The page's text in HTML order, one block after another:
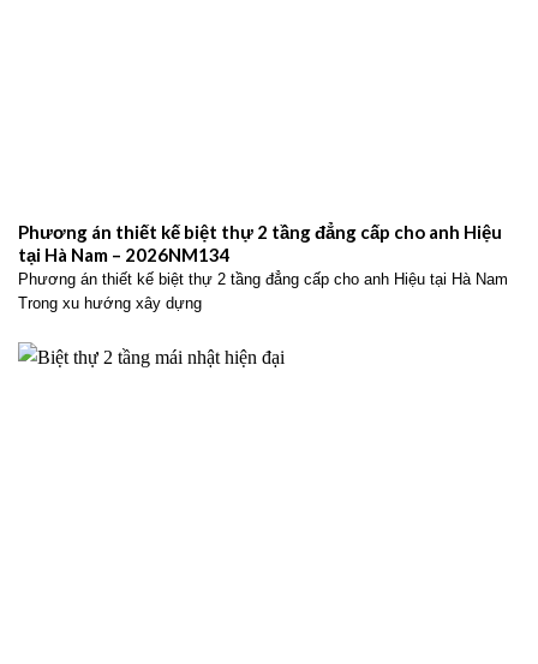
Phương án thiết kế biệt thự 2 tầng đẳng cấp cho anh Hiệu
tại Hà Nam – 2026NM134
Phương án thiết kế biệt thự 2 tầng đẳng cấp cho anh Hiệu tại Hà Nam
Trong xu hướng xây dựng